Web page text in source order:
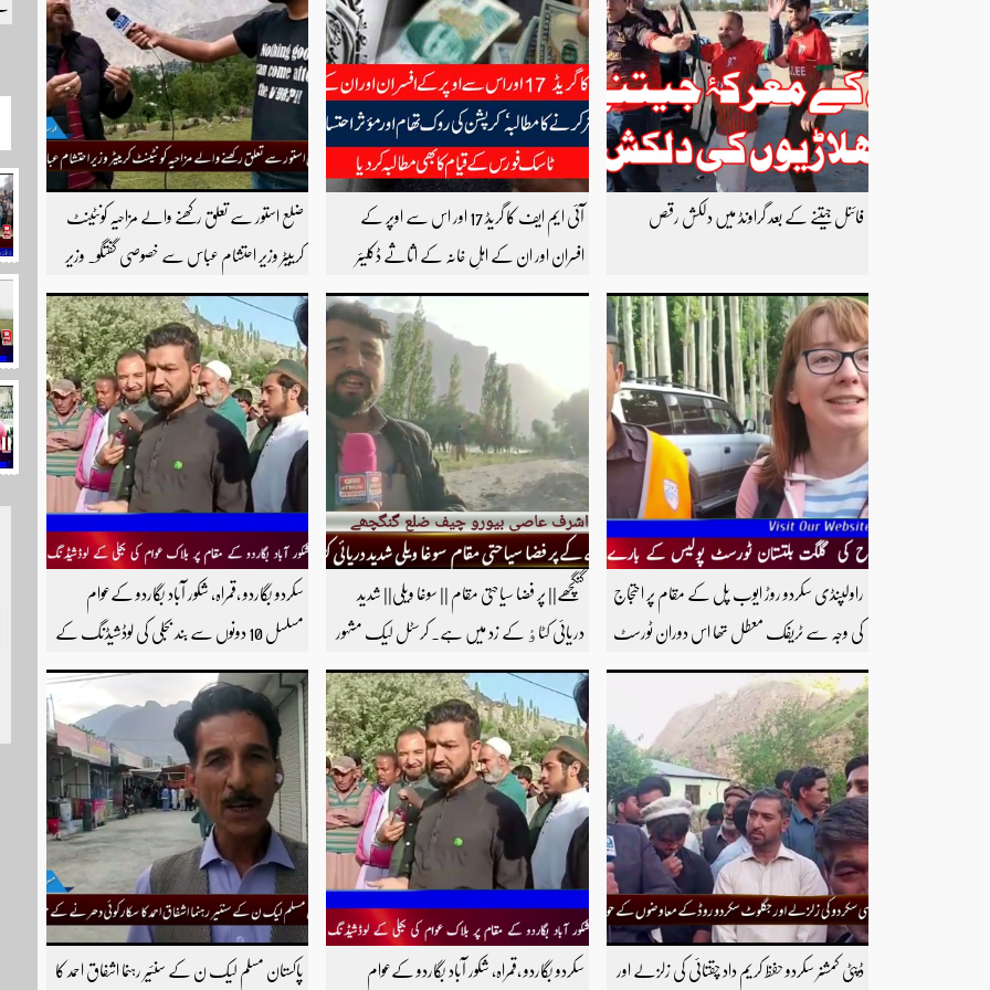
فائنل جیتنے کے بعد گراونڈ میں دلکش رقص
آئی ایم ایف کا گریڈ 17 اور اس سے اوپر کے
افسران اور ان کے اہلِ خانہ کے اثاثے ڈکلیئر
کرنے کا مطالبہ‘ کرپشن کی روک تھام اور مؤثر
احتساب کے لیے ٹاسک فورس کے قیام کا بھی
مطالبہ کردیا
ضلع استور سے تعلق رکھنے والے مزاحیہ کونٹینٹ
کرییٹر وزیر احتشام عباس سے خصوصی گفتگو۔ وزیر
احتشام عباس مزاحیہ شینا ویڈیوز بنانے کی وجہ سے
استور کے اندر کافی مشہور ہیں مزید اچھی اچھی ویڈیوز
دیکھنے کے لئے ہمارے یوٹیوب چینل کو
سبسکرائب کریں
راولپنڈی سکردو روڑ ایوب پل کے مقام پر احتجاج
کی وجہ سے ٹریفک معطل تھا اس دوران ٹورسٹ
پولیس نے دو امریکی سیاحوں کو ریسکیو کرتے ہوئے
کچورا پہنچایا تھا امریکی سیاحوں کی گلگت بلتستان
ٹورسٹ پولیس کے بارے اظہار خیال کرتے
ہوئے مزید اچھی اچھی ویڈیوز دیکھنے کے لئے
ہمارے یوٹیوب چینل کو سبسکرائب کریں
گنگچھے|| پر فضا سیاحتی مقام || سوغا ویلی|| شدید
دریائی کٹاٶ کے زد میں ہے۔ کرسٹل لیک مشہور
فش فارم سوغا بھی اسی گاٶں میں واقع ہے۔
اشرف عاصی بیورو چیف ضلع گنگچھے مزید اپڈیٹس
دیکھنے کے لئے ہمارے یوٹیوب چینل کو
سبسکرائب کریں
سکردو بگاردو ،قمراہ، شکور آباد بگاردو کےعوام
مسلسل 10 دونوں سے بند بجلی کی لوڈشیڈنگ کے
خلاف جے ایس آر روڈ پر احتجاجی مظاہرہ راولپنڈی
سکردو روڑ ہر قسم کی ٹریفک کے لئے بند۔۔ مزید
اپڈیٹس کے لیے ہمارے یوٹیوب چینل کو
سبسکرائب کریں
ڈپٹی کمشنر سکردو حفظ کریم داد چقتائی کی زلزلے اور
سکردو بگاردو ،قمراہ، شکور آباد بگاردو کےعوام
پاکستان مسلم لیک ن کے سنئیر رہنما اشفاق احمد کا